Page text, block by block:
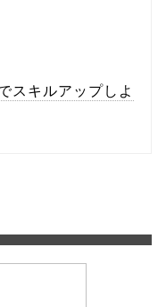
スキルアップしよ